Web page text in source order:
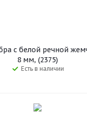
с белой речной
8 мм, (2375)
Есть в наличии